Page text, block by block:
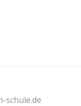
schule.de